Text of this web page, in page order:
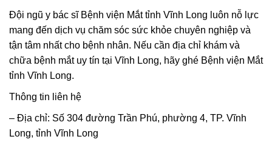
Đội ngũ y bác sĩ Bệnh viện Mắt tỉnh Vĩnh Long luôn nỗ lực
mang đến dịch vụ chăm sóc sức khỏe chuyên nghiệp và
tận tâm nhất cho bệnh nhân. Nếu cần địa chỉ khám và
chữa bệnh mắt uy tín tại Vĩnh Long, hãy ghé Bệnh viện Mắt
tỉnh Vĩnh Long.
Thông tin liên hệ
– Địa chỉ: Số 304 đường Trần Phú, phường 4, TP. Vĩnh
Long, tỉnh Vĩnh Long